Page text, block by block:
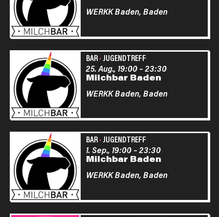
WERKK Baden, Baden
BAR· JUGENDTREFF
Milchbar Baden
25. Aug., 19:00–23:30
WERKK Baden, Baden
BAR· JUGENDTREFF
Milchbar Baden
1. Sep., 19:00–23:30
WERKK Baden, Baden